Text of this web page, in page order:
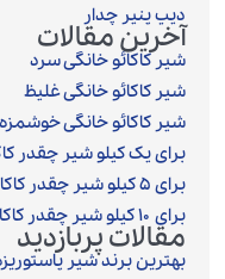
دیپ پنیر چدار
آخرین مقالات
شیر کاکائو خانگی سرد
شیر کاکائو خانگی غلیظ
شیر کاکائو خانگی خوشمزه
برای یک کیلو شیر چقدر
برای ۵ کیلو شیر چقدر کاکائو لازم است؟
برای ۱۰ کیلو شیر چقدر کاکائو لازم است؟
مقالات پربازدید
بهترین برند شیر